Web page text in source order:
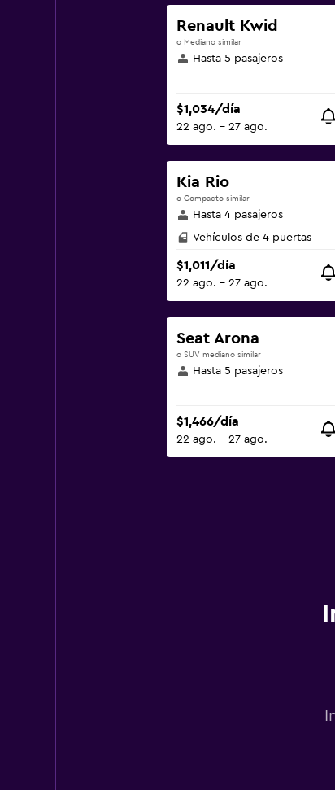
Renault Kwid
o Mediano similar
Hasta 5 pasajeros
$1,034/día
22 ago. - 27 ago.
Kia Rio
o Compacto similar
Hasta 4 pasajeros
Vehículos de 4 puertas
$1,011/día
22 ago. - 27 ago.
Seat Arona
o SUV mediano similar
Hasta 5 pasajeros
$1,466/día
22 ago. - 27 ago.